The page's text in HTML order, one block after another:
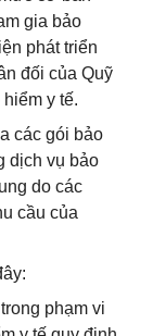
gia bảo
phát triển
đối của Quỹ
y tế.
các gói bảo
dịch vụ bảo
do các
cầu của
phạm vi